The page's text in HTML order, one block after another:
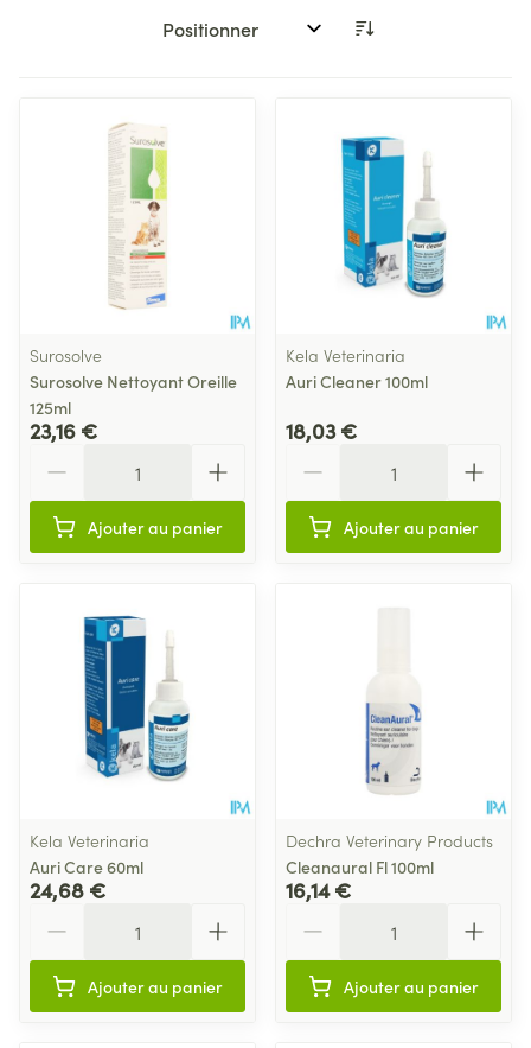
Trier par:
Surosolve
Surosolve Nettoyant Oreille
125ml
23,16 €
Ajouter au panier
Kela Veterinaria
Auri Cleaner 100ml
18,03 €
Ajouter au panier
Kela Veterinaria
Auri Care 60ml
24,68 €
Ajouter au panier
Dechra Veterinary Products
Cleanaural Fl 100ml
16,14 €
Ajouter au panier